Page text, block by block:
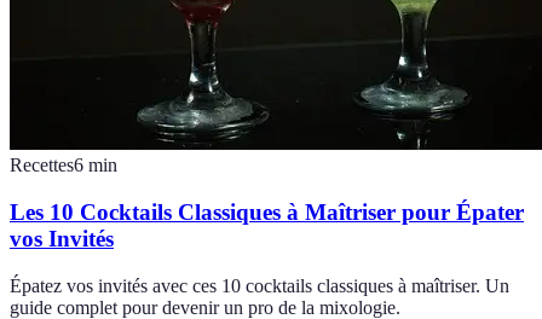
Recettes6 min
Les 10 Cocktails Classiques à Maîtriser pour Épater
vos Invités
Épatez vos invités avec ces 10 cocktails classiques à maîtriser. Un
guide complet pour devenir un pro de la mixologie.